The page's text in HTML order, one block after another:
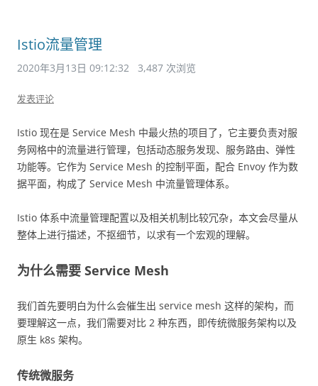
Istio流量管理
2020年3月13日 09:12:32 3,487 次浏览
发表评论
Istio 现在是 Service Mesh 中最火热的项目了，它主要负责对服
务网格中的流量进行管理，包括动态服务发现、服务路由、弹性
功能等。它作为 Service Mesh 的控制平面，配合 Envoy 作为数
据平面，构成了 Service Mesh 中流量管理体系。
Istio 体系中流量管理配置以及相关机制比较冗杂，本文会尽量从
整体上进行描述，不抠细节，以求有一个宏观的理解。
为什么需要 Service Mesh
我们首先要明白为什么会催生出 service mesh 这样的架构，而
要理解这一点，我们需要对比 2 种东西，即传统微服务架构以及
原生 k8s 架构。
传统微服务